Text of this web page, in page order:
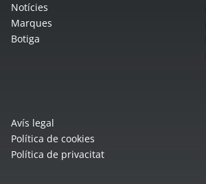
Notícies
Marques
Botiga
Avís legal
Política de cookies
Política de privacitat